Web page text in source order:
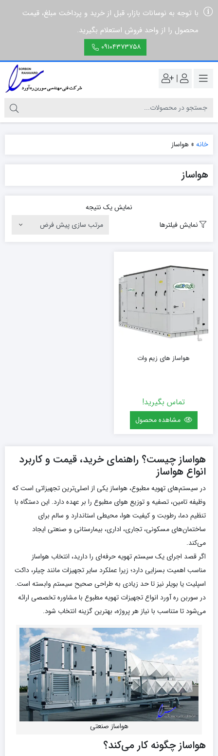
با توجه به نوسانات بازار، قبل از خرید و پرداخت مبلغ، قیمت
محصول را از واحد فروش استعلام بگیرید.
۰۹۱۰۴۳۷۳۷۵۸
|
خانه » هواساز
هواساز
نمایش یک نتیجه
نمایش فیلترها
هواساز های زیم وات
تماس بگیرید!
مشاهده محصول
هواساز چیست؟ راهنمای خرید، قیمت و کاربرد
انواع هواساز
در سیستم‌های تهویه مطبوع، هواساز یکی از اصلی‌ترین تجهیزاتی است که
وظیفه تامین، تصفیه و توزیع هوای مطبوع را بر عهده دارد. این دستگاه با
تنظیم دما، رطوبت و کیفیت هوا، محیطی استاندارد و سالم برای
ساختمان‌های مسکونی، تجاری، اداری، بیمارستانی و صنعتی ایجاد
می‌کند.
اگر قصد اجرای یک سیستم تهویه حرفه‌ای را دارید، انتخاب هواساز
مناسب اهمیت بسزایی دارد؛ زیرا عملکرد سایر تجهیزات مانند چیلر، داکت
اسپلیت یا بویلر نیز تا حد زیادی به طراحی صحیح سیستم وابسته است.
در سوربن ره آورد انواع تجهیزات تهویه مطبوع با مشاوره تخصصی ارائه
می‌شود تا متناسب با نیاز هر پروژه، بهترین گزینه انتخاب شود.
هواساز صنعتی
هواساز چگونه کار می‌کند؟